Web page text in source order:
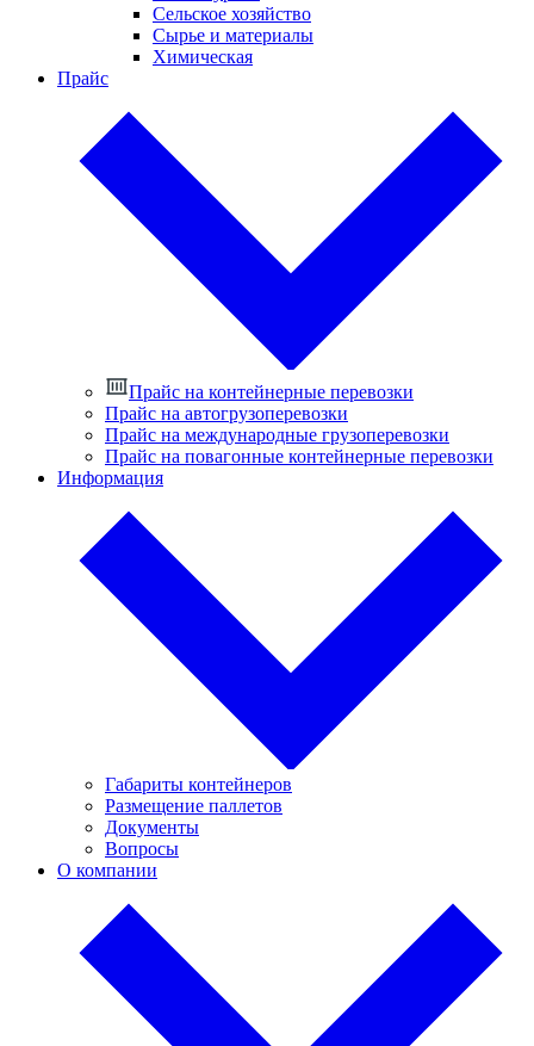
Сельское хозяйство
Сырье и материалы
Химическая
Прайс
Прайс на контейнерные перевозки
Прайс на автогрузоперевозки
Прайс на международные грузоперевозки
Прайс на повагонные контейнерные перевозки
Информация
Габариты контейнеров
Размещение паллетов
Документы
Вопросы
О компании